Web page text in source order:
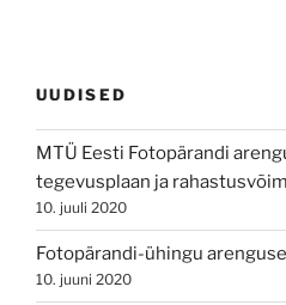
UUDISED
MTÜ Eesti Fotopärandi
tegevusplaan ja
10. juuli 2020
Fotopärandi-ühingu
10. juuni 2020